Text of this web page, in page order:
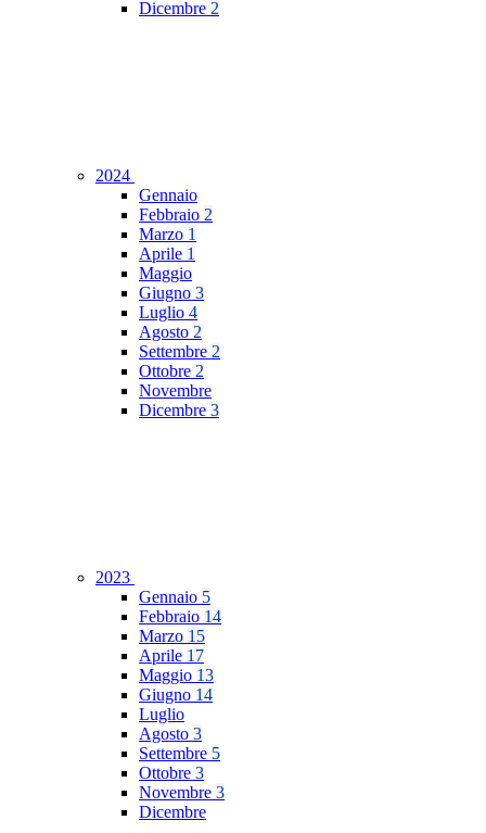
Dicembre 2
2024
Gennaio
Febbraio 2
Marzo 1
Aprile 1
Maggio
Giugno 3
Luglio 4
Agosto 2
Settembre 2
Ottobre 2
Novembre
Dicembre 3
2023
Gennaio 5
Febbraio 14
Marzo 15
Aprile 17
Maggio 13
Giugno 14
Luglio
Agosto 3
Settembre 5
Ottobre 3
Novembre 3
Dicembre